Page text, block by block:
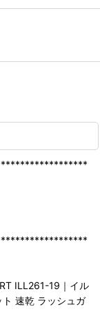
ILL261-19｜イル
速乾 ラッシュガ